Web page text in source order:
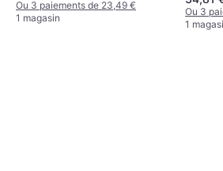
Ou 3 paiements de 23,49 €
1 magasin
Ou 3
1